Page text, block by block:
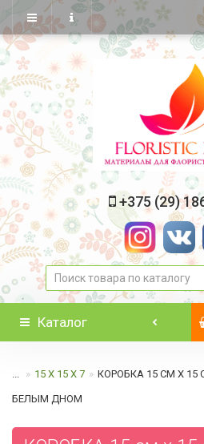
+375 (29)
Каталог
... 15 Х 15 Х 7 КОРОБКА 15 СМ Х 15
БЕЛЫМ ДНОМ